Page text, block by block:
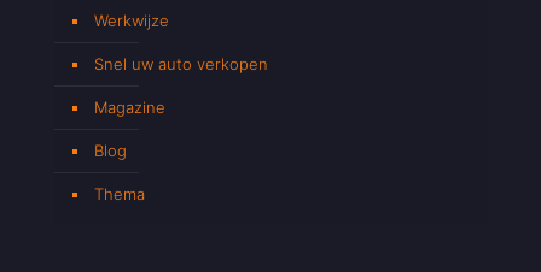
Werkwijze
Snel uw auto verkopen
Magazine
Blog
Thema